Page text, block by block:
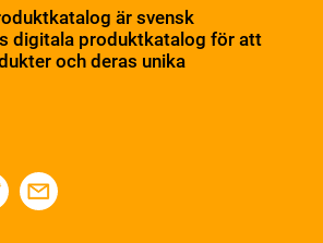
är svensk
digitala produktkatalog för att
och deras unika